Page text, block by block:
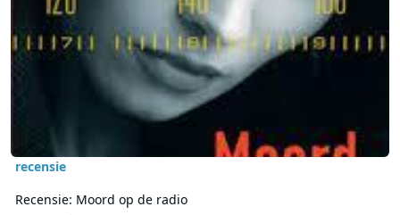
recensie
Recensie: Moord op de radio